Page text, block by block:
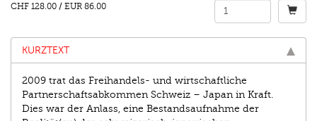
CHF 128.00 / EUR 86.00
KURZTEXT
2009 trat das Freihandels- und wirtschaftliche
Partnerschaftsabkommen Schweiz – Japan in Kraft.
Dies war der Anlass, eine Bestandsaufnahme der